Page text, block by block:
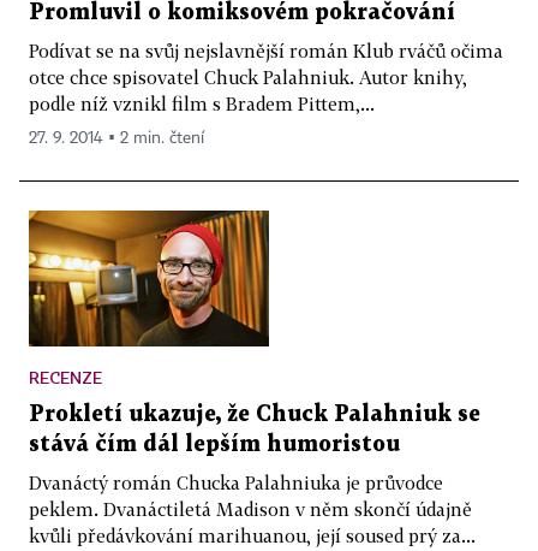
Promluvil o komiksovém pokračování
Podívat se na svůj nejslavnější román Klub rváčů očima
otce chce spisovatel Chuck Palahniuk. Autor knihy,
podle níž vznikl film s Bradem Pittem,...
27. 9. 2014 ▪ 2 min. čtení
RECENZE
Prokletí ukazuje, že Chuck Palahniuk se
stává čím dál lepším humoristou
Dvanáctý román Chucka Palahniuka je průvodce
peklem. Dvanáctiletá Madison v něm skončí údajně
kvůli předávkování marihuanou, její soused prý za...